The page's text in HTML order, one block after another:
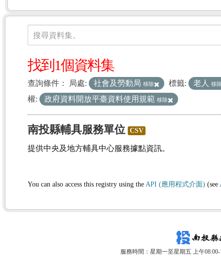
資料集
搜尋資料集。
找到1個資料集
查詢條件： 局處: 社會及勞動局 移除 標籤: 老人 移
權: 政府資料開放平臺資料使用規範 移除
南投縣輔具服務單位 CSV
提供中央及地方輔具中心服務據點資訊。
You can also access this registry using the API (應用程式介面) (see
服務時間：星期一至星期五 上午